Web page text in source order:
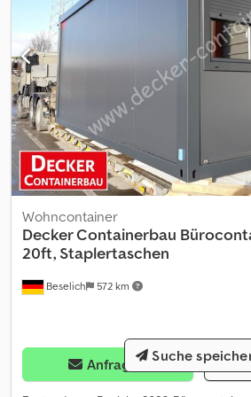
Beselich 572 km
Wohncontainer
Decker Containerbau
20ft, Staplertaschen
Anfragen
Suche